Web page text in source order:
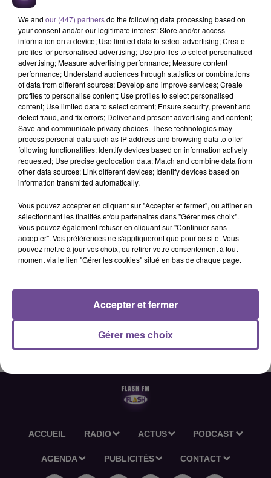
Flash FM
L'actu-région Flash FM du 03 06 2026 12h30
3 juin 2026 - 2 min 35 sec
L'ACTU-RÉGION FLASH FM DU 03 06 2026 12H30
L'actu-région Flash FM du 03 06 2026 12h30
ACCUEIL RADIO ACTUS PODCAST
AGENDA PUBLICITÉS CONTACT
We and our (447) partnersdo the following data processing based on
your consent and/or our legitimate interest: Store and/or access
information on a device; Use limited data to select advertising; Create
profiles for personalised advertising; Use profiles to select personalised
advertising; Measure advertising performance; Measure content
performance; Understand audiences through statistics or combinations
of data from different sources; Develop and improve services; Create
profiles to personalise content; Use profiles to select personalised
content; Use limited data to select content; Ensure security, prevent and
detect fraud, and fix errors; Deliver and present advertising and content;
Save and communicate privacy choices. These technologies may
process personal data such as IP address and browsing data to offer
following functionalities: Identify devices based on information actively
requested; Use precise geolocation data; Match and combine data from
other data sources; Link different devices; Identify devices based on
information transmitted automatically.
Vous pouvez accepter en cliquant sur "Accepter et fermer", ou affiner en
sélectionnant les finalités et/ou partenaires dans "Gérer mes choix".
Vous pouvez également refuser en cliquant sur "Continuer sans
accepter". Vos préférences ne s'appliqueront que pour ce site. Vous
pouvez mettre à jour vos choix, ou retirer votre consentement à tout
moment via le lien "Gérer les cookies" situé en bas de chaque page.
Gérer mes choix
Accepter et fermer